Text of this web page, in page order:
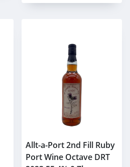
Allt-a-Port 2nd Fill Ruby
Port Wine Octave DRT